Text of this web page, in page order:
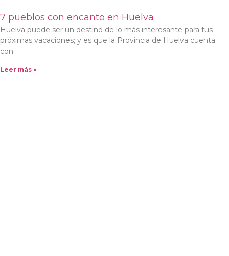
7 pueblos con encanto en Huelva
Huelva puede ser un destino de lo más interesante para tus
próximas vacaciones; y es que la Provincia de Huelva cuenta
con
Leer más »